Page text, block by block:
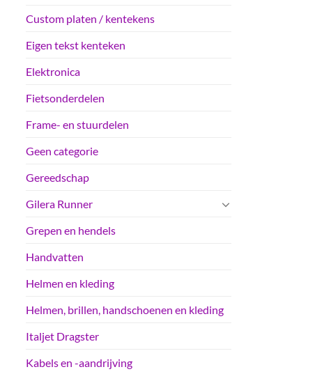
Custom platen / kentekens
Eigen tekst kenteken
Elektronica
Fietsonderdelen
Frame- en stuurdelen
Geen categorie
Gereedschap
Gilera Runner
Grepen en hendels
Handvatten
Helmen en kleding
Helmen, brillen, handschoenen en kleding
Italjet Dragster
Kabels en -aandrijving